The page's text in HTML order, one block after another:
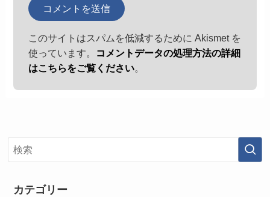
このサイトはスパムを低減するために Akismet を
使っています。
コメントデータの処理方法の詳細
はこちらをご覧ください。
カテゴリー